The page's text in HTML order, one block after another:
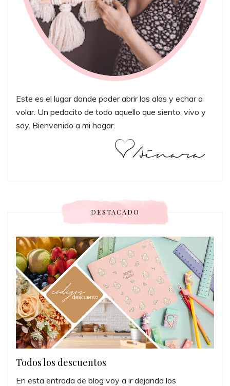
Este es el lugar donde poder abrir las alas y echar a
volar. Un pedacito de todo aquello que siento, vivo y
soy. Bienvenido a mi hogar.
DESTACADO
Todos los descuentos
En esta entrada de blog voy a ir dejando los